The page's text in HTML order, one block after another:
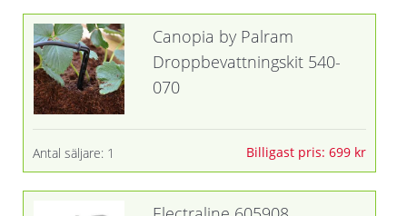
Canopia by Palram
Droppbevattningskit 540-
070
Antal säljare: 1 Billigast pris: 699 kr